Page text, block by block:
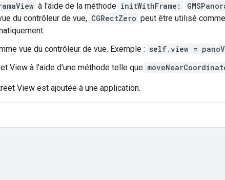
à l'aide de la méthode initWithFrame:
du contrôleur de vue, CGRectZero peut être utilisé
vue du contrôleur de vue. Exemple : self.view =
View à l'aide d'une méthode telle que
View est ajoutée à une application.